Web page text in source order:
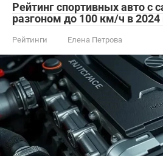
Рейтинг спортивных авто
разгоном до 100 км/ч в 2024
Рейтинги Елена Петрова